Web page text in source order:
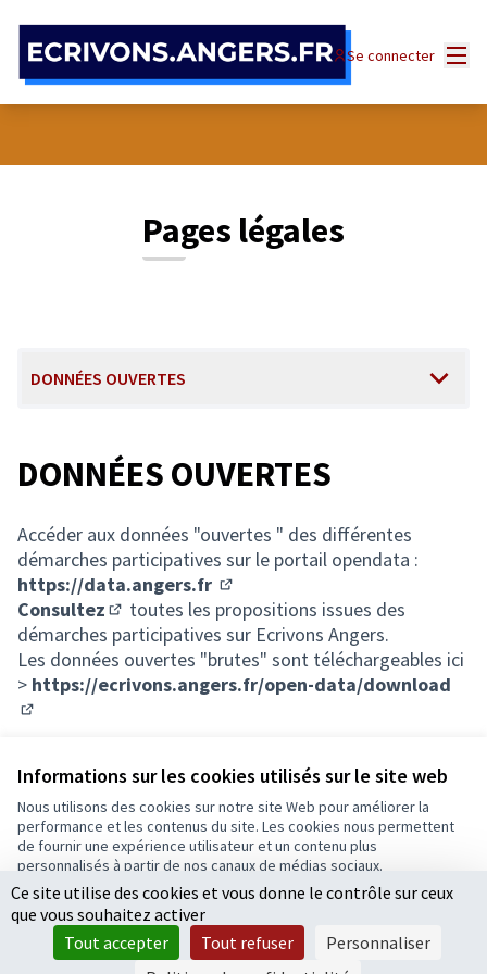
Informations sur les cookies utilisés sur le site web
Nous utilisons des cookies sur notre site Web pour améliorer la
performance et les contenus du site. Les cookies nous permettent
de fournir une expérience utilisateur et un contenu plus
personnalisés à partir de nos canaux de médias sociaux.
Tout accepter
Accepter seulement les cookies essentiels
Paramètres
Se connecter
Pages légales
DONNÉES OUVERTES
DONNÉES OUVERTES
Accéder aux données "ouvertes " des différentes
démarches participatives sur le portail opendata :
https://data.angers.fr
(Lien externe)
Consultez
(Lien externe)
toutes les propositions issues des
démarches participatives sur Ecrivons Angers.
Les données ouvertes "brutes" sont téléchargeables ici
> https://ecrivons.angers.fr/open-data/download
Conditions d'utilisation
Paramètres des cookies
Ecrivons Angers sur X
(Lien externe)
Ecrivons Angers sur Facebook
(Lien externe)
Licence
(Lien
Ce site utilise des cookies et vous donne le contrôle sur ceux
que vous souhaitez activer
Tout accepter
Tout refuser
Personnaliser